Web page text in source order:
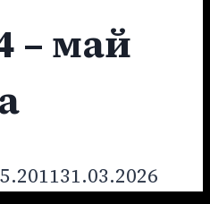
– май
31.03.2026